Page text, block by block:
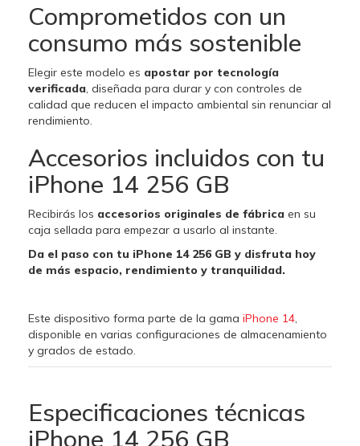
Comprometidos con un
consumo más sostenible
Elegir este modelo es apostar por tecnología
verificada, diseñada para durar y con controles de
calidad que reducen el impacto ambiental sin renunciar al
rendimiento.
Accesorios incluidos con tu
iPhone 14 256 GB
Recibirás los accesorios originales de fábrica en su
caja sellada para empezar a usarlo al instante.
Da el paso con tu iPhone 14 256 GB y disfruta hoy
de más espacio, rendimiento y tranquilidad.
Este dispositivo forma parte de la gama iPhone 14,
disponible en varias configuraciones de almacenamiento
y grados de estado.
Especificaciones técnicas
iPhone 14 256 GB